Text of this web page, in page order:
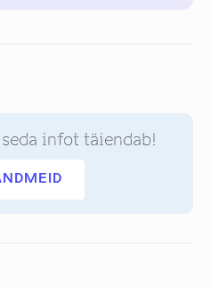
infot täiendab!